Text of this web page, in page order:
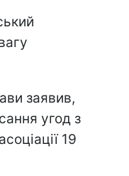
заявив,
угод з
19